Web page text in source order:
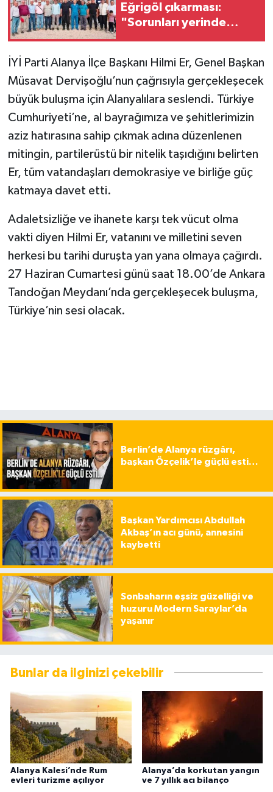
Eğrigöl çıkarması:
"Sorunları yerinde
İYİ Parti Alanya İlçe Başkanı Hilmi Er, Genel Başkan
Müsavat Dervişoğlu’nun çağrısıyla gerçekleşecek
büyük buluşma için Alanyalılara seslendi. Türkiye
Cumhuriyeti’ne, al bayrağımıza ve şehitlerimizin
aziz hatırasına sahip çıkmak adına düzenlenen
mitingin, partilerüstü bir nitelik taşıdığını belirten
Er, tüm vatandaşları demokrasiye ve birliğe güç
katmaya davet etti.
Adaletsizliğe ve ihanete karşı tek vücut olma
vakti diyen Hilmi Er, vatanını ve milletini seven
herkesi bu tarihi duruşta yan yana olmaya çağırdı.
27 Haziran Cumartesi günü saat 18.00’de Ankara
Tandoğan Meydanı’nda gerçekleşecek buluşma,
Türkiye’nin sesi olacak.
Berlin’de Alanya rüzgârı,
başkan Özçelik’le güçlü esti…
Başkan Yardımcısı Abdullah
Akbaş’ın acı günü, annesini
kaybetti
Sonbaharın eşsiz güzelliği ve
huzuru Modern Saraylar’da
yaşanır
Bunlar da ilginizi çekebilir
Alanya Kalesi’nde Rum
evleri turizme açılıyor
Alanya’da korkutan yangın
ve 7 yıllık acı bilanço